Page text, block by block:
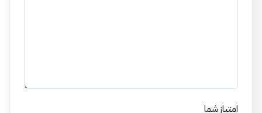
امتیاز شما